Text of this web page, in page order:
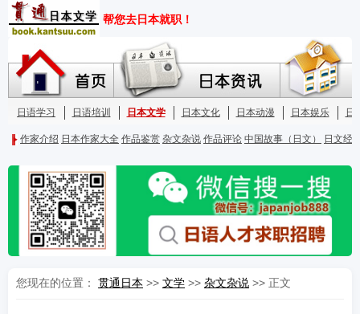
您现在的位置： 贯通日本 >> 文学 >> 杂文杂说 >> 正文